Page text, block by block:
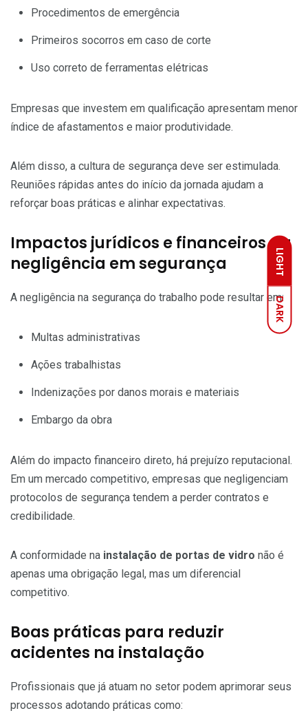
LIGHT
DARK
Procedimentos de emergência
Primeiros socorros em caso de corte
Uso correto de ferramentas elétricas
Empresas que investem em qualificação apresentam menor
índice de afastamentos e maior produtividade.
Além disso, a cultura de segurança deve ser estimulada.
Reuniões rápidas antes do início da jornada ajudam a
reforçar boas práticas e alinhar expectativas.
Impactos jurídicos e financeiros da
negligência em segurança
A negligência na segurança do trabalho pode resultar em:
Multas administrativas
Ações trabalhistas
Indenizações por danos morais e materiais
Embargo da obra
Além do impacto financeiro direto, há prejuízo reputacional.
Em um mercado competitivo, empresas que negligenciam
protocolos de segurança tendem a perder contratos e
credibilidade.
A conformidade na instalação de portas de vidro não é
apenas uma obrigação legal, mas um diferencial
competitivo.
Boas práticas para reduzir
acidentes na instalação
Profissionais que já atuam no setor podem aprimorar seus
processos adotando práticas como: